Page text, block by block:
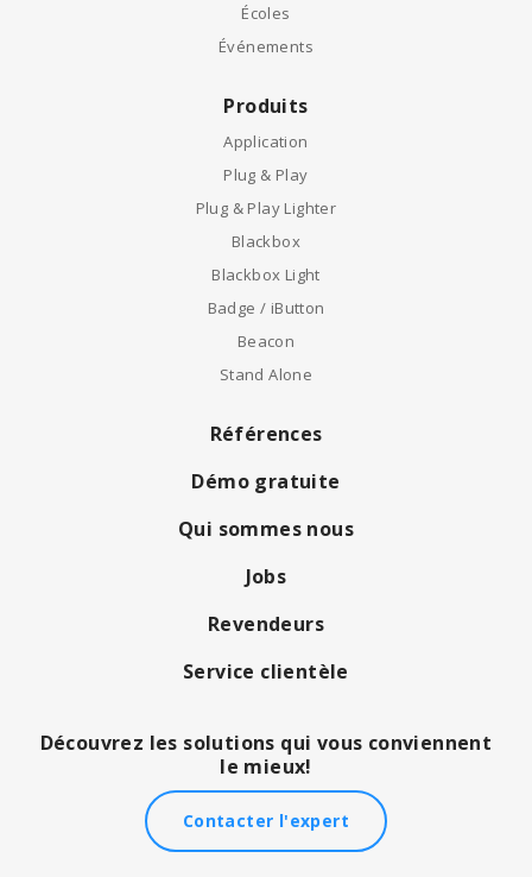
Écoles
Événements
Produits
Application
Plug & Play
Plug & Play Lighter
Blackbox
Blackbox Light
Badge / iButton
Beacon
Stand Alone
Références
Démo gratuite
Qui sommes nous
Jobs
Revendeurs
Service clientèle
Découvrez les solutions qui vous conviennent
le mieux!
Contacter l'expert